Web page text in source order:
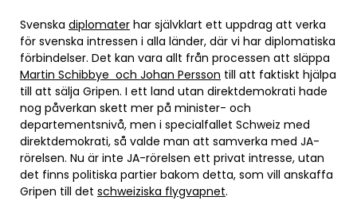
Svenska diplomater har självklart ett uppdrag att verka
för svenska intressen i alla länder, där vi har diplomatiska
förbindelser. Det kan vara allt från processen att släppa
Martin Schibbye och Johan Persson till att faktiskt hjälpa
till att sälja Gripen. I ett land utan direktdemokrati hade
nog påverkan skett mer på minister- och
departementsnivå, men i specialfallet Schweiz med
direktdemokrati, så valde man att samverka med JA-
rörelsen. Nu är inte JA-rörelsen ett privat intresse, utan
det finns politiska partier bakom detta, som vill anskaffa
Gripen till det schweiziska flygvapnet.